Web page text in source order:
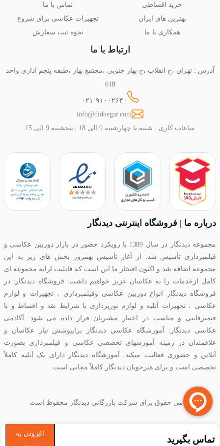
تماس بگیرید
افزودن به
خرید اقساطی
بهترین های ایران
همکاری با ما
تماس با ما
تجهیزات عکاسی برای شروع
نحوه ثبت سفارش
ارتباط با ما
آدرس : تهران ،خ انقلاب ،خ بهار جنوبی ،مجتمع بهار ،طبقه پنجم اداری واحد
618
۰۲۱-۹۱۰۰۲۶۴۰
info@didnegar.com
ساعات کاری : شنبه تا چهارشنبه 9 الی 18 | پنجشنبه 9 الی 15
درباره ما | فروشگاه اینترنتی دیدنگار
مجموعه دیدنگار در سال 1389 با رویکرد حضور در بازار دوربین عکاسی و
فیلمبرداری تأسیس شد. از آغاز تأسیس بهمرور بخش های زیر به این
مجموعه اضافه شد و اکنون افتخار ما این است که قابلیت ارایه مجموعه ای
کامل ازخدمات را به عکاسان عزیز خواهیم داشت: فروشگاه دیدنگار: در
فروشگاه دیدنگار انواع دوربین عکاسی وفیلمبرداری ، تجهیزات و لوازم
عکاسی ، تجهیزات آتلیه و لوازم نورپردازی با شرایط نقد و اقساط و با
قیمترقابتی و مناسب در اختیار مشتریان قرار داده می شود. آکادمی
عکاسی دیدنگار: آموزشگاه عکاسی دیدنگار برایپوشش نیاز عکاسان و
علاقمندان در زمینه آموزشهای تخصصی عکاسی و فیلمبرداری بصورت
آنلاین و حضوری فعالیت میکند. آموزشگاه دیدنگار دارای یک آتلیه کاملاً
تخصصی است و برای هنرجویان دیدنگار کاملاً مجانی است.
تمامی حقوق برای شرکت بازرگانی دیدنگار محفوظ است